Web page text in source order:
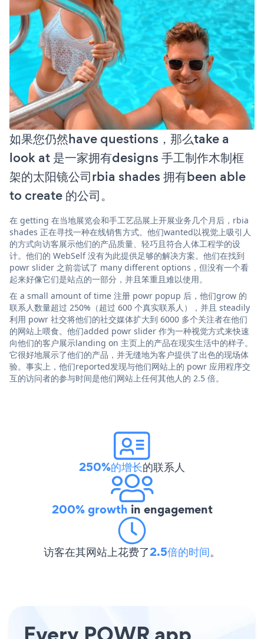
如果您仍然have questions，那么take a
look at 是一家拥有designs 手工制作木制框
架的太阳镜公司rbia shades 拥有been able
to create 的公司。
在 getting 在当地展览会和手工艺品展上开展业务几个月后，rbia
shades 正在寻找一种在线销售方式。他们wanted以视觉上吸引人
的方式向访客展示他们的产品质量、轻巧且符合人体工程学的设
计。他们的 WebSelf 没有为此提供足够的解决方案。他们在找到
powr slider 之前尝试了 many different options，但没有一个看
起来好像它们是站点的一部分，并且笨重且难以使用。
在 a small amount of time 注册 powr popup 后，他们grow 的
联系人数量超过 250%（超过 600 个真实联系人），并且 steadily
利用 powr 社交将他们的社交媒体扩大到 6000 多个关注者在他们
的网站上喂食。他们added powr slider 作为一种视觉方式来快速
向他们的客户展示landing on 主页上的产品在现实生活中的样子。
它很好地展示了他们的产品，并无缝地为客户提供了出色的现场体
验。事实上，他们reported发现与他们网站上的 powr 应用程序交
互的访问者的参与时间是他们网站上任何其他人的 2.5 倍。
250%的增长的联系人
200% growth in engagement
访客在其网站上花费了2.5倍的时间。